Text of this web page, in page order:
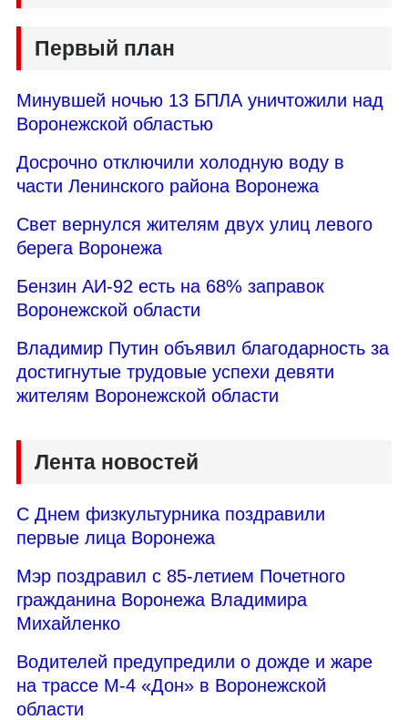
Первый план
Минувшей ночью 13 БПЛА уничтожили над
Воронежской областью
Досрочно отключили холодную воду в
части Ленинского района Воронежа
Свет вернулся жителям двух улиц левого
берега Воронежа
Бензин АИ-92 есть на 68% заправок
Воронежской области
Владимир Путин объявил благодарность за
достигнутые трудовые успехи девяти
жителям Воронежской области
Лента новостей
С Днем физкультурника поздравили
первые лица Воронежа
Мэр поздравил с 85-летием Почетного
гражданина Воронежа Владимира
Михайленко
Водителей предупредили о дожде и жаре
на трассе М-4 «Дон» в Воронежской
области